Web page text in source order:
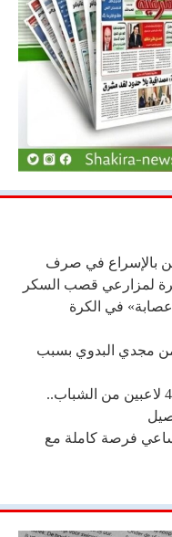
بالإسراع في صرف
لمزارعي قصب السكر
في الكرة
مجدي البدوي بسبب
الزمالك يكشف أسباب استبعاد 4 لاعبين من الشباب..
فرصة كاملة مع